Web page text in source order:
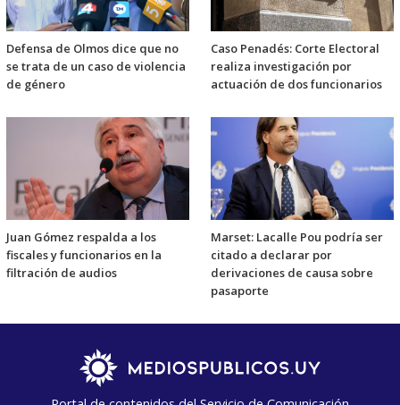
Defensa de Olmos dice que no
se trata de un caso de violencia
de género
Caso Penadés: Corte Electoral
realiza investigación por
actuación de dos funcionarios
Juan Gómez respalda a los
fiscales y funcionarios en la
filtración de audios
Marset: Lacalle Pou podría ser
citado a declarar por
derivaciones de causa sobre
pasaporte